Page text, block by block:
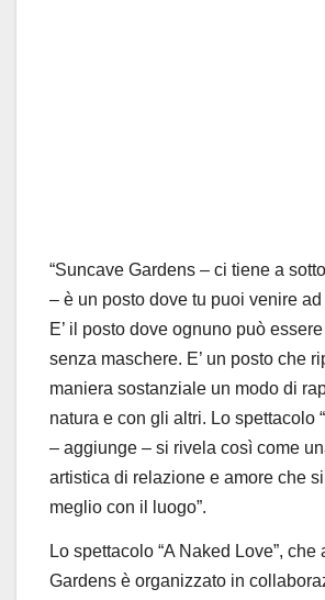
“Suncave Gardens – ci tiene a
– è un posto dove tu puoi venire
E’ il posto dove ognuno può
senza maschere. E’ un posto che
maniera sostanziale un modo di
natura e con gli altri. Lo spettacolo
– aggiunge – si rivela così come
artistica di relazione e amore che si
meglio con il luogo”.
Lo spettacolo “A Naked Love”, che
Gardens è organizzato in